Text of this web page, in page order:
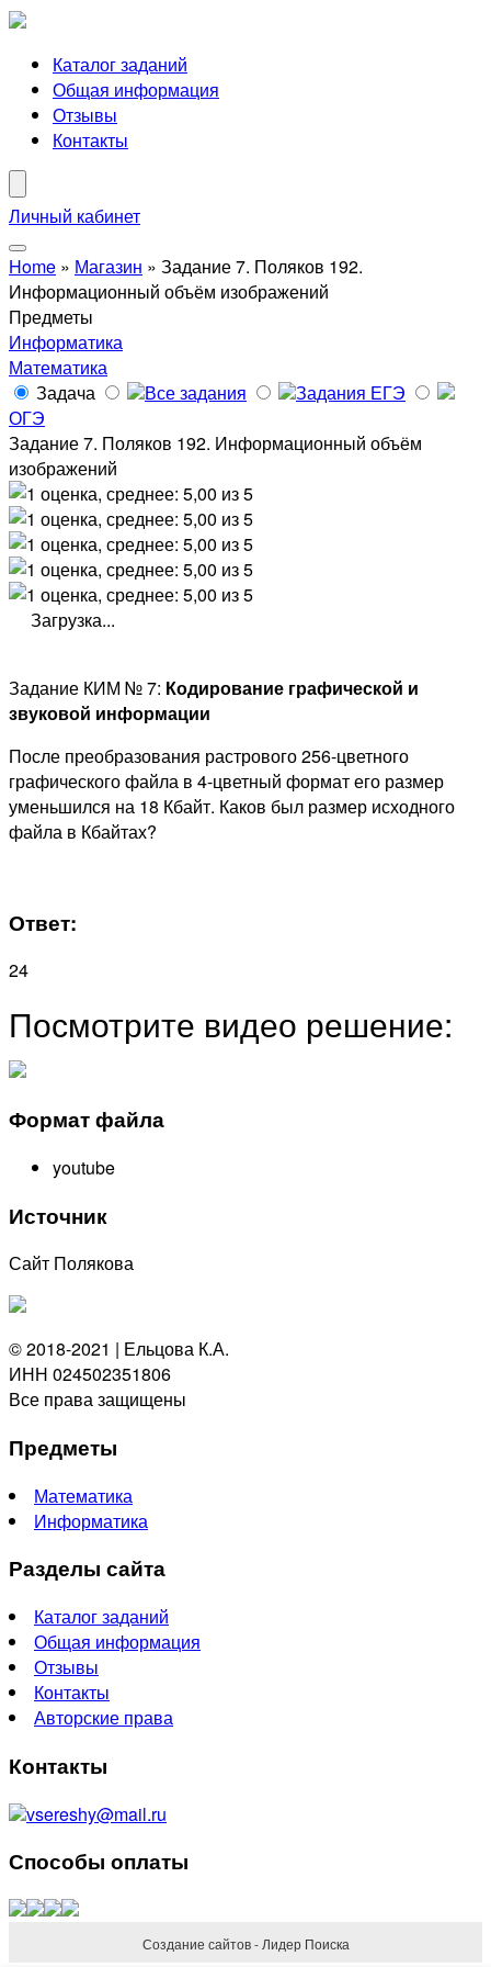
Каталог заданий
Общая информация
Отзывы
Контакты
Личный кабинет
Home » Магазин » Задание 7. Поляков 192.
Информационный объём изображений
Предметы
Информатика
Математика
Задача
Все задания
Задания ЕГЭ
ОГЭ
Задание 7. Поляков 192. Информационный объём
изображений
Загрузка...
Задание КИМ № 7: Кодирование графической и
звуковой информации
После преобразования растрового 256-цветного
графического файла в 4-цветный формат его размер
уменьшился на 18 Кбайт. Каков был размер исходного
файла в Кбайтах?
Ответ:
24
Посмотрите видео решение:
Формат файла
youtube
Источник
Сайт Полякова
© 2018-2021 | Ельцова К.А.
ИНН 024502351806
Все права защищены
Предметы
Математика
Информатика
Разделы сайта
Каталог заданий
Общая информация
Отзывы
Контакты
Авторские права
Контакты
vsereshy@mail.ru
Способы оплаты
Создание сайтов - Лидер Поиска